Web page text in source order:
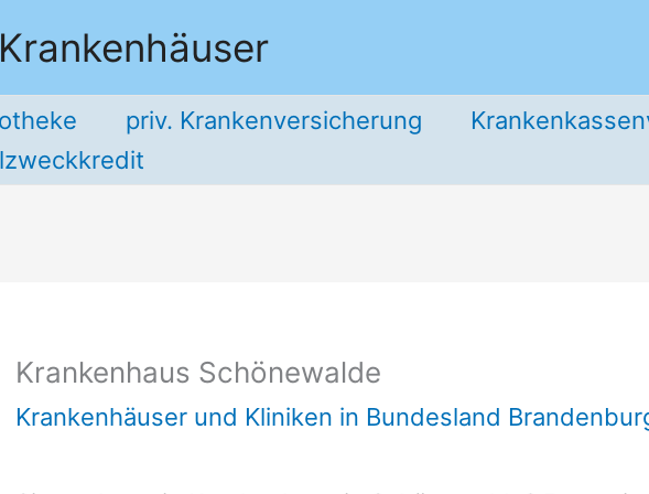
priv. Krankenversicherung
Krankenhaus Schönewalde
Krankenhäuser und Kliniken in Bundesland